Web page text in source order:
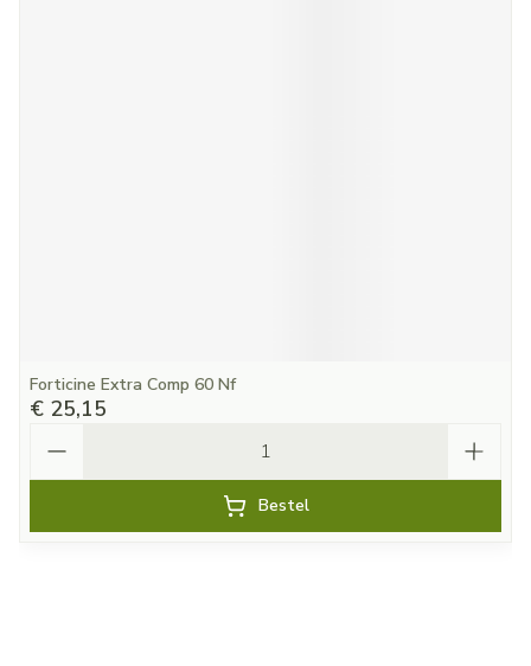
Forticine Extra Comp 60 Nf
€ 25,15
Bestel